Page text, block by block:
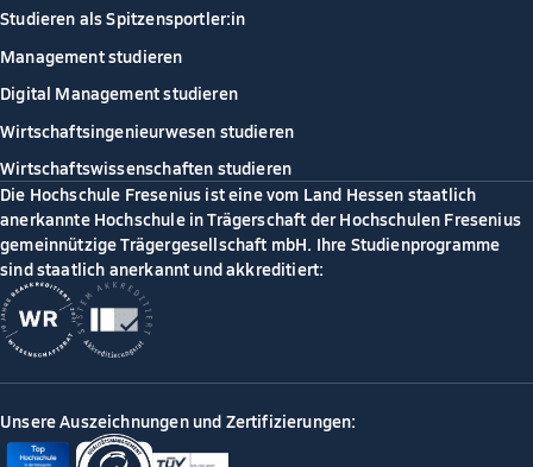
Studieren als Spitzensportler:in
Management studieren
Digital Management studieren
Wirtschaftsingenieurwesen studieren
Wirtschaftswissenschaften studieren
Die Hochschule Fresenius ist eine vom Land Hessen staatlich
anerkannte Hochschule in Trägerschaft der Hochschulen Fresenius
gemeinnützige Trägergesellschaft mbH. Ihre Studienprogramme
sind staatlich anerkannt und akkreditiert:
Unsere Auszeichnungen und Zertifizierungen: